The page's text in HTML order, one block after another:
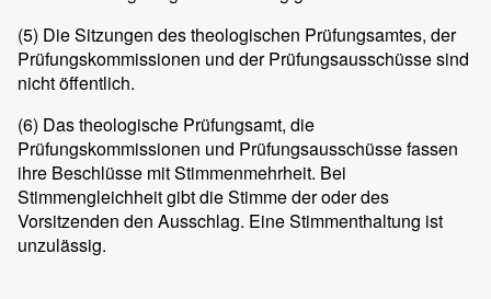
(5) Die Sitzungen des theologischen Prüfungsamtes, der
Prüfungskommissionen und der Prüfungsausschüsse sind
nicht öffentlich.
(6) Das theologische Prüfungsamt, die
Prüfungskommissionen und Prüfungsausschüsse fassen
ihre Beschlüsse mit Stimmenmehrheit. Bei
Stimmengleichheit gibt die Stimme der oder des
Vorsitzenden den Ausschlag. Eine Stimmenthaltung ist
unzulässig.